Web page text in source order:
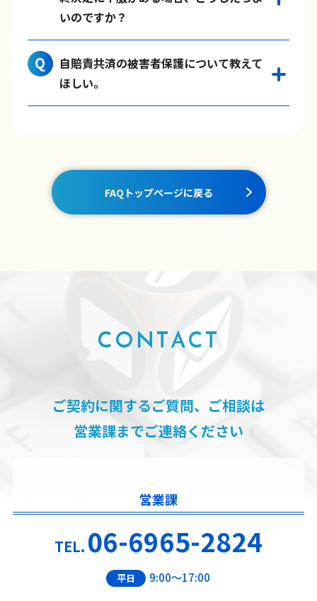
いのですか？
自賠責共済の被害者保護について教えて
ほしい。
FAQトップページに戻る
CONTACT
ご契約に関するご質問、ご相談は
営業課までご連絡ください
営業課
TEL. 06-6965-2824
平日 9:00～17:00